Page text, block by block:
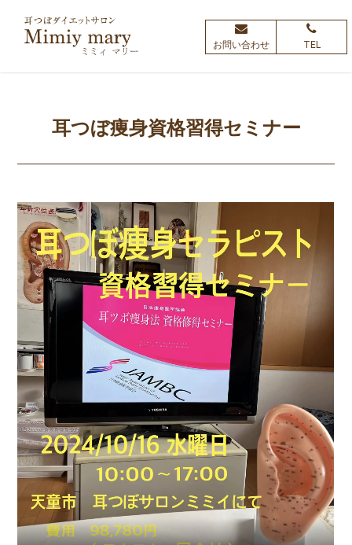
お問い合わせ TEL
耳つぼ痩身資格習得セミナー